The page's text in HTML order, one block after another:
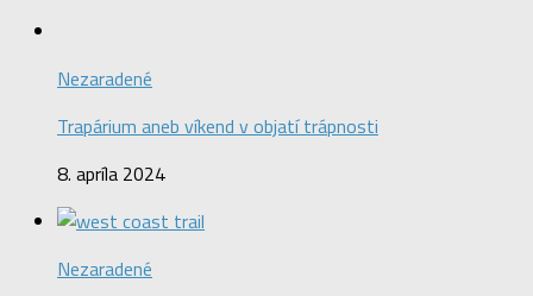
Nezaradené
Trapárium aneb víkend v objatí trápnosti
8. apríla 2024
Nezaradené